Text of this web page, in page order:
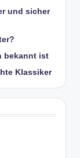
und sicher
bekannt ist
Klassiker